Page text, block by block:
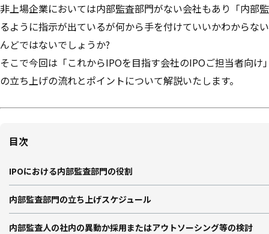
非上場企業においては内部監査部門がない会社もあり「内部
るように指示が出ているが何から手を付けていいかわからな
んどではないでしょうか?
そこで今回は「これからIPOを目指す会社のIPOご担当者向け
の立ち上げの流れとポイントについて解説いたします。
目次
IPOにおける内部監査部門の役割
内部監査部門の立ち上げスケジュール
内部監査人の社内の異動か採用またはアウトソーシング等の検討